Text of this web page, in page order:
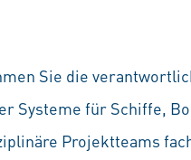
Sie die
Systeme für Schiffe,
Projektteams